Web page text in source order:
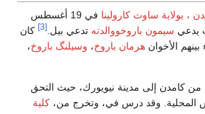
بولاية ساوث كارولينا
في 19 أغسطس
سيمون باروخووالدتهتدعي بيل.
كان
الأخوانهرمان باروخ،وسيلنگ باروخ،
من كامدن إلى مدينة نيويورك، حيث التحق
المحلية. وقد درس في، وتخرج من،كلية